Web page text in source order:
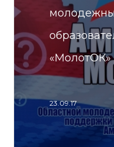
«МолотОК»
23.09.17